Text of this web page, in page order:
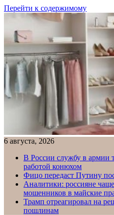
Перейти к содержимому
6 августа, 2026
В России службу в армии
работой конюхом
Фицо передаст Путину
Аналитики: россияне
мошенников в майские
Трамп отреагировал на
пошлинам